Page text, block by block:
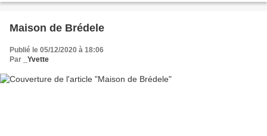
Maison de Brédele
Publié le 05/12/2020 à 18:06
Par
_Yvette